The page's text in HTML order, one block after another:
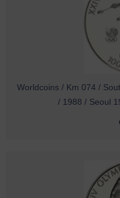
Worldcoins / Km 074 /
/ 1988 / Seoul